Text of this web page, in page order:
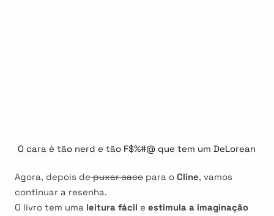
O cara é tão nerd e tão F$%#@ que tem um DeLorean
Agora, depois depuxar saco para o Cline, vamos
continuar a resenha.
O livro tem uma leitura fácil e estimula a imaginação